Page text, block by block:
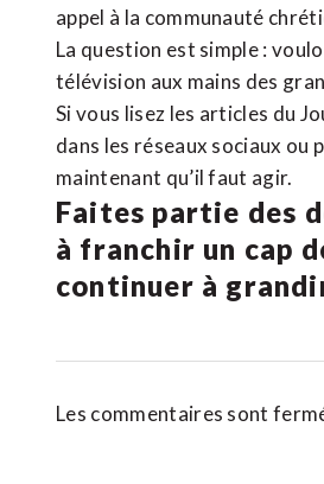
appel à la communauté
La question est simple :
télévision aux mains des
Si vous lisez les articles du
dans les réseaux sociaux ou
maintenant qu’il faut agir.
Faites partie des
à franchir un cap
continuer à
Les commentaires sont